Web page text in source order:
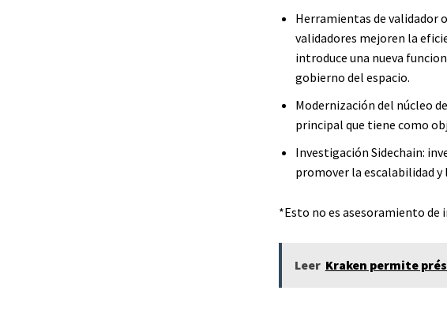
Herramientas de validador
validadores mejoren la
introduce una nueva
gobierno del espacio.
Modernización del núcleo
principal que tiene como
Investigación Sidechain:
promover la escalabilidad y
*Esto no es asesoramiento de
Leer Kraken permite